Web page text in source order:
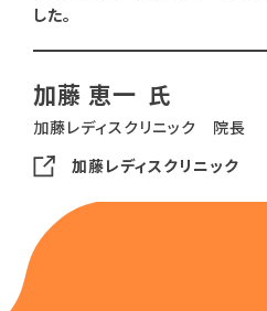
した。
加藤 恵一
加藤レディスクリニック 院長
加藤レディスクリニック